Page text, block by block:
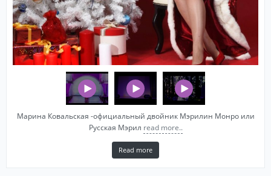
Марина Ковальская -официальный двойник Мэрилин Монро или
Русская Мэрил read more..
Read more